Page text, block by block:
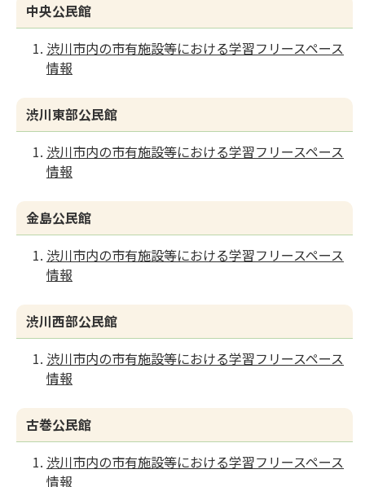
中央公民館
渋川市内の市有施設等における学習フリースペース
情報
渋川東部公民館
渋川市内の市有施設等における学習フリースペース
情報
金島公民館
渋川市内の市有施設等における学習フリースペース
情報
渋川西部公民館
渋川市内の市有施設等における学習フリースペース
情報
古巻公民館
渋川市内の市有施設等における学習フリースペース
情報